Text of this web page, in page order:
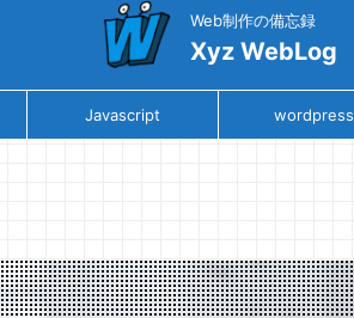
Web制作の備忘録
Xyz WebLog
Javascript wordpress